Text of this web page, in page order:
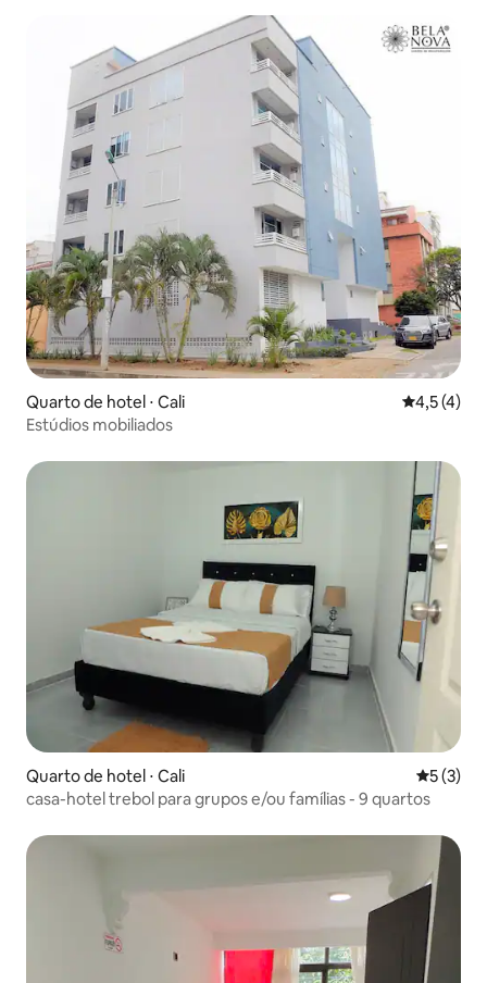
Quarto de hotel ⋅ Cali 4,5 de
4,5 (4)
Estúdios mobiliados
Quarto de hotel ⋅ Cali 5 de
5 (3)
casa-hotel trebol para grupos e/ou famílias - 9 quartos